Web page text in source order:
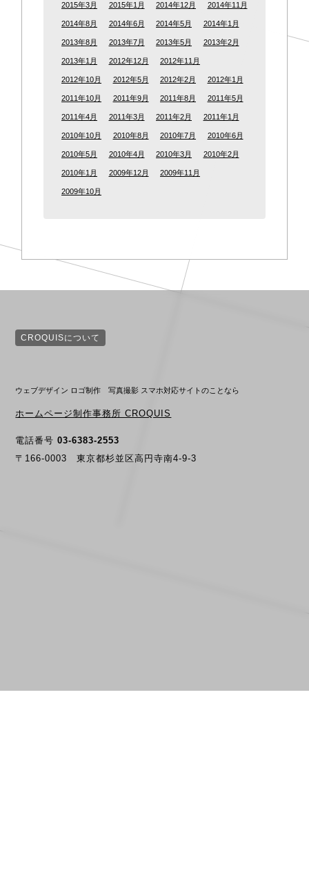
2015年3月 2015年1月 2014年12月 2014年11月
2014年8月 2014年6月 2014年5月 2014年1月
2013年8月 2013年7月 2013年5月 2013年2月
2013年1月 2012年12月 2012年11月
2012年10月 2012年5月 2012年2月 2012年1月
2011年10月 2011年9月 2011年8月 2011年5月
2011年4月 2011年3月 2011年2月 2011年1月
2010年10月 2010年8月 2010年7月 2010年6月
2010年5月 2010年4月 2010年3月 2010年2月
2010年1月 2009年12月 2009年11月
2009年10月
CROQUISについて
ウェブデザイン ロゴ制作 写真撮影 スマホ対応サイトのことなら
ホームページ制作事務所 CROQUIS
電話番号03-6383-2553
〒166-0003 東京都杉並区高円寺南4-9-3